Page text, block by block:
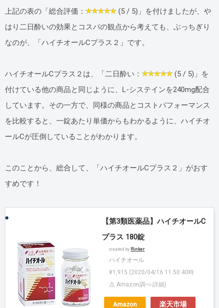
上記の表の「総合評価：
(5 / 5)」を付けましたが、や
はり二日酔いの効果とコスパの観点から考えても、ぶっちぎり
なのが、「ハイチオールCプラス２」です。
ハイチオールCプラス２は、「二日酔い：
(5 / 5)」を
付けている他の商品と同じように、L-システインを240mg配合
しています。その一方で、同様の商品とコストパフォーマンス
を比較すると、一錠あたり単価からもわかるように、ハイチオ
ールCが圧倒していることがわかります。
このことから、総合して、「ハイチオールCプラス２」がおす
すめです！
【第3類医薬品】ハイチオールC
プラス 180錠
created by Rinker
ハイチオール
¥1,915 (2020/04/16 11:50:40時
点 Amazon調べ-詳細)
Amazon 楽天市場